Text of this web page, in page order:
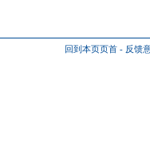
回到本页页首 - 反馈